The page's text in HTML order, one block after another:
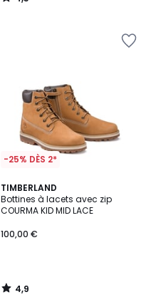
/
-25% DÈS 2*
TIMBERLAND
Bottines à lacets avec zip
COURMA KID MID LACE
100,00 €
4,9
/ 5
4,9
/